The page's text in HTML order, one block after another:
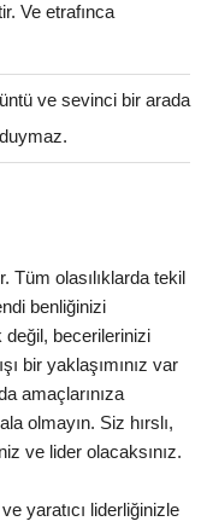
Ve etrafınca
ve sevinci bir arada
Tüm olasılıklarda tekil
benliğinizi
değil, becerilerinizi
bir yaklaşımınız var
amaçlarınıza
olmayın. Siz hırslı,
ve lider olacaksınız.
yaratıcı liderliğinizle